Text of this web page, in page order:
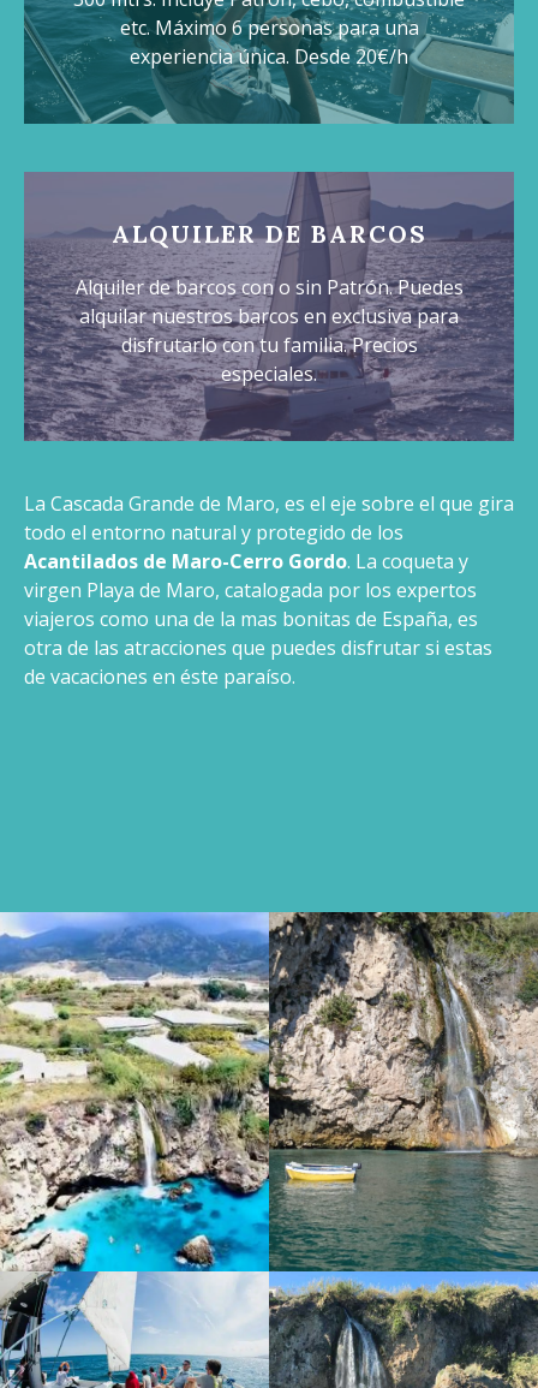
etc. Máximo 6 personas para una
experiencia única. Desde 20€/h
ALQUILER DE BARCOS
Alquiler de barcos con o sin Patrón. Puedes
alquilar nuestros barcos en exclusiva para
disfrutarlo con tu familia. Precios
especiales.
La Cascada Grande de Maro, es el eje sobre el que gira
todo el entorno natural y protegido de los
Acantilados de Maro-Cerro Gordo. La coqueta y
virgen Playa de Maro, catalogada por los expertos
viajeros como una de la mas bonitas de España, es
otra de las atracciones que puedes disfrutar si estas
de vacaciones en éste paraíso.